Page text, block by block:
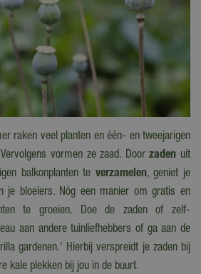
raken veel planten en één- en tweejarigen
Vervolgens vormen ze zaad. Doorzaden uit
balkonplanten te verzamelen, geniet je
je bloeiers. Nóg een manier om gratis en
te groeien. Doe de zaden of zelf-
aan andere tuinliefhebbers of ga aan de
gardenen.' Hierbij verspreidt je zaden bij
kale plekken bij jou in de buurt.